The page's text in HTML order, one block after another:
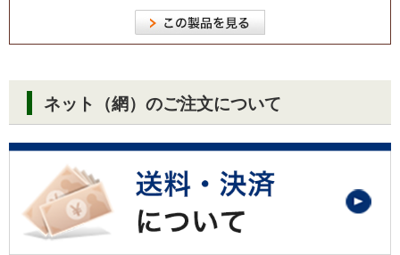
ネット（網）のご注文について